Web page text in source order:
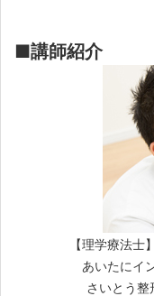
■講師紹介
【理学療法士
あいたにイ
さいとう整